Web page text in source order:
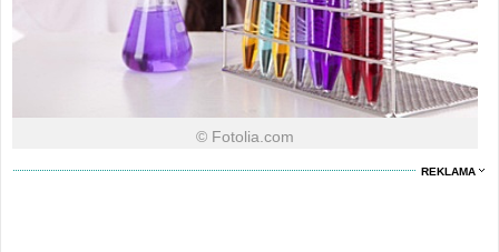
© Fotolia.com
REKLAMA